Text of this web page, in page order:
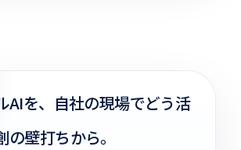
AIを、自社の現場でどう活
の壁打ちから。